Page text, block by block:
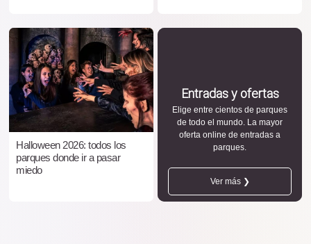
Halloween 2026: todos los
parques donde ir a pasar
miedo
Entradas y ofertas
Elige entre cientos de parques
de todo el mundo. La mayor
oferta online de entradas a
parques.
Ver más ❯